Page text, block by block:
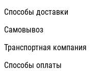
Способы доставки
Самовывоз
Транспортная компания
Способы оплаты